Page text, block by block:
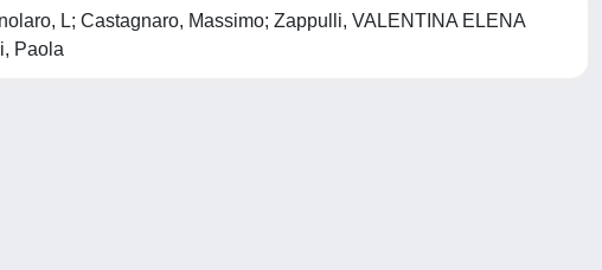
L; Castagnaro, Massimo; Zappulli, VALENTINA ELENA
Paola